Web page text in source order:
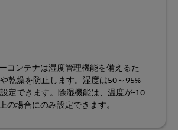
コンテナは湿度管理機能を備えるた
乾燥を防止します。湿度は50～95%
設定できます。除湿機能は、温度が-10
の場合にのみ設定できます。